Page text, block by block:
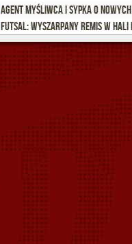
Futsal: Wyszarpany remis w Hali